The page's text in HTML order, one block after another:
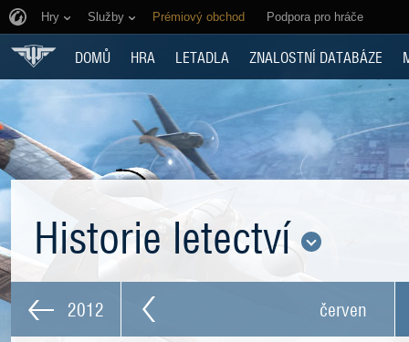
Hry Služby Prémiový obchod Podpora pro hráče
DOMŮ HRA LETADLA ZNALOSTNÍ DATABÁZE
Historie letectví
2012 červen